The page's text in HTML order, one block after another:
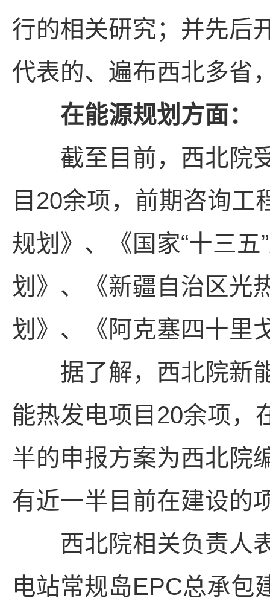
行的相关研究；并先后
代表的、遍布西北多省
在能源规划方面：
截至目前，西北院受
目20余项，前期咨询工
规划》、《国家“十三
划》、《新疆自治区光
划》、《阿克塞四十里
据了解，西北院新能
能热发电项目20余项，
半的申报方案为西北院
有近一半目前在建设的
西北院相关负责人表
电站常规岛EPC总承包